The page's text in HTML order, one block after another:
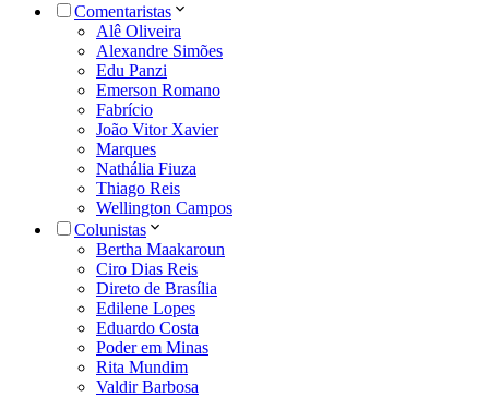
Comentaristas
Alê Oliveira
Alexandre Simões
Edu Panzi
Emerson Romano
Fabrício
João Vitor Xavier
Marques
Nathália Fiuza
Thiago Reis
Wellington Campos
Colunistas
Bertha Maakaroun
Ciro Dias Reis
Direto de Brasília
Edilene Lopes
Eduardo Costa
Poder em Minas
Rita Mundim
Valdir Barbosa